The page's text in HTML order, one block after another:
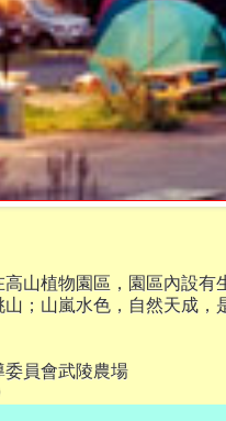
山植物園區，園區內設
；山嵐水色，自然天成，
委員會武陵農場